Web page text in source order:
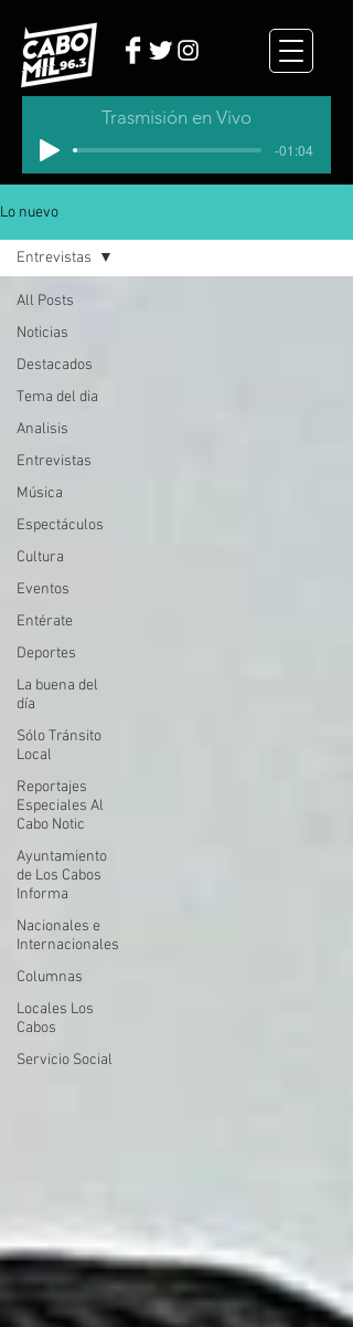
Trasmisión en Vivo
-01:04
Lo nuevo
All Posts
Noticias
Destacados
Tema del dia
Analisis
Entrevistas
Música
Espectáculos
Cultura
Eventos
Entérate
Deportes
La buena del
día
Sólo Tránsito
Local
Reportajes
Especiales Al
Cabo Notic
Ayuntamiento
de Los Cabos
Informa
Nacionales e
Internacionales
Columnas
Locales Los
Cabos
Servicio Social
Entrevistas